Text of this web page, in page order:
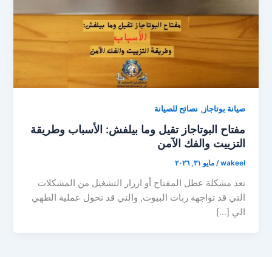
صيانة بوتاجاز , نصائح للصيانة
مفتاح البوتاجاز تقيل وما بيلفش: الأسباب وطريقة
التزييت والفك الآمن
wakeel
/مايو ٣١, ٢٠٢٦
تعد مشكلة عطل المفتاح أو ازرار التشغيل من المشكلات
التي قد تواجهة ربات البيوت, والتي قد تحول عملية الطهي
الي […]